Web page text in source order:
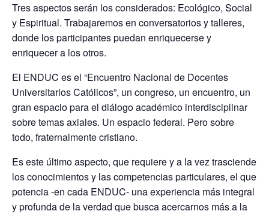
Tres aspectos serán los considerados: Ecológico, Social
y Espiritual. Trabajaremos en conversatorios y talleres,
donde los participantes puedan enriquecerse y
enriquecer a los otros.
El ENDUC es el “Encuentro Nacional de Docentes
Universitarios Católicos”, un congreso, un encuentro, un
gran espacio para el diálogo académico interdisciplinar
sobre temas axiales. Un espacio federal. Pero sobre
todo, fraternalmente cristiano.
Es este último aspecto, que requiere y a la vez trasciende
los conocimientos y las competencias particulares, el que
potencia -en cada ENDUC- una experiencia más integral
y profunda de la verdad que busca acercarnos más a la